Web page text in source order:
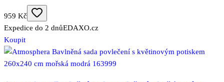
959 Kč
Expedice do 2 dnůEDAXO.cz
Koupit